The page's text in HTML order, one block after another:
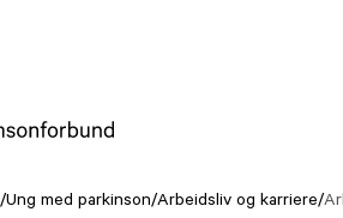
/Ung med parkinson/Arbeidsliv og karriere/